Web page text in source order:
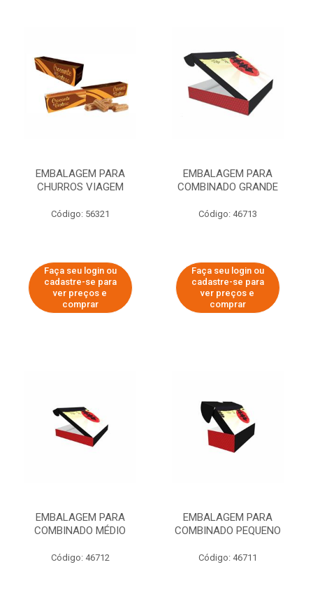
EMBALAGEM PARA
CHURROS VIAGEM
Código: 56321
Faça seu login ou
cadastre-se para
ver preços e
comprar
EMBALAGEM PARA
COMBINADO GRANDE
Código: 46713
Faça seu login ou
cadastre-se para
ver preços e
comprar
EMBALAGEM PARA
COMBINADO MÉDIO
Código: 46712
EMBALAGEM PARA
COMBINADO PEQUENO
Código: 46711